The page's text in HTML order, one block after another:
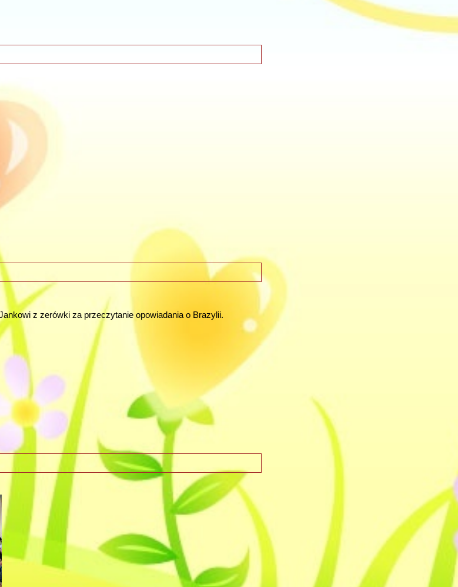
z zerówki za przeczytanie opowiadania o Brazylii.